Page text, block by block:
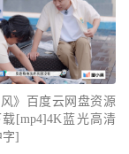
风》百度云网盘资源
载[mp4]4K蓝光高清
字]